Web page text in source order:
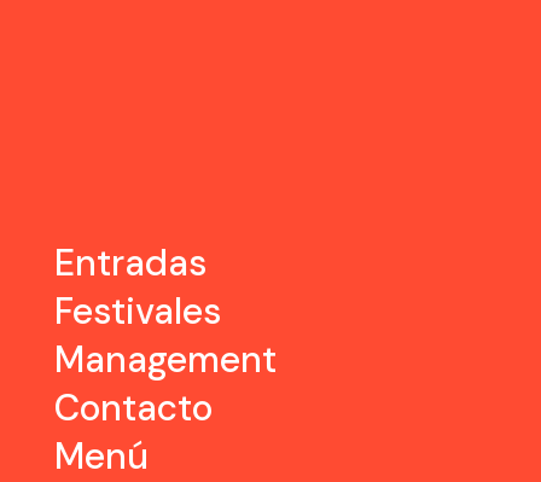
Entradas
Festivales
Management
Contacto
Menú